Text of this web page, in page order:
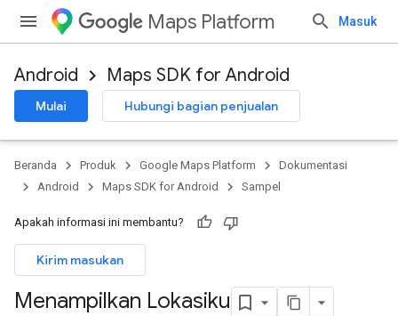
Maps Platform Masuk
Android Maps SDK for Android
Mulai Hubungi bagian penjualan
Beranda Produk Google Maps Platform
Dokumentasi
Android
Maps SDK for Android Sampel
Apakah informasi ini membantu?
Kirim masukan
Menampilkan Lokasiku